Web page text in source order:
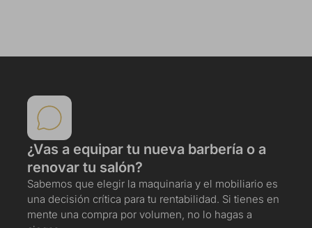
¿Vas a equipar tu nueva barbería o a
renovar tu salón?
Sabemos que elegir la maquinaria y el mobiliario es
una decisión crítica para tu rentabilidad. Si tienes en
mente una compra por volumen, no lo hagas a